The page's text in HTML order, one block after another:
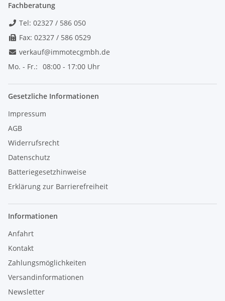
Fachberatung
Tel: 02327 / 586 050
Fax: 02327 / 586 0529
verkauf@immotecgmbh.de
Mo. - Fr.: 08:00 - 17:00 Uhr
Gesetzliche Informationen
Impressum
AGB
Widerrufsrecht
Datenschutz
Batteriegesetzhinweise
Erklärung zur Barrierefreiheit
Informationen
Anfahrt
Kontakt
Zahlungsmöglichkeiten
Versandinformationen
Newsletter